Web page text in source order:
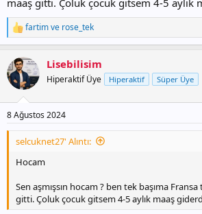
güzeldi lakin denizi girilir gibi değildi pek.
de önemli
maaş gitti. Çoluk çocuk gitsem 4-5 aylık
T
e
k
i
l
fartimve rose_tek
Lisebilisim
Hiperaktif Üye Hiperaktif Süper Üye
8 Ağustos 2024
selcuknet27' Alıntı:
Hocam
Sen aşmışsın hocam ? ben tek başıma
gitti. Çoluk çocuk gitsem 4-5 aylık maaş